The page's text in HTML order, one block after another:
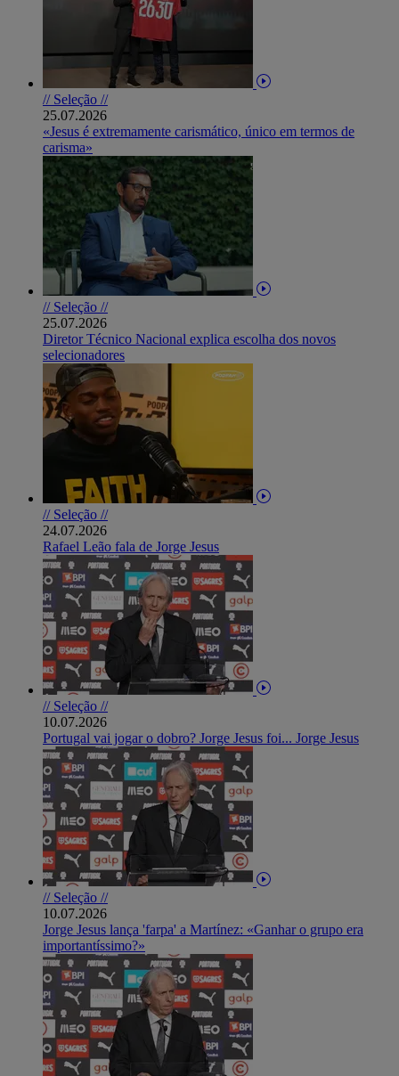
// Seleção //
25.07.2026
«Jesus é extremamente carismático, único em termos de
carisma»
// Seleção //
25.07.2026
Diretor Técnico Nacional explica escolha dos novos
selecionadores
// Seleção //
24.07.2026
Rafael Leão fala de Jorge Jesus
// Seleção //
10.07.2026
Portugal vai jogar o dobro? Jorge Jesus foi... Jorge Jesus
// Seleção //
10.07.2026
Jorge Jesus lança 'farpa' a Martínez: «Ganhar o grupo era
importantíssimo?»